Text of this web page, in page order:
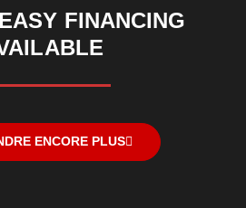
FINANCING
ENCORE PLUS